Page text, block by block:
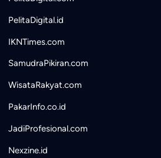
PelitaDigital.id
IKNTimes.com
SamudraPikiran.com
WisataRakyat.com
PakarInfo.co.id
JadiProfesional.com
Nexzine.id